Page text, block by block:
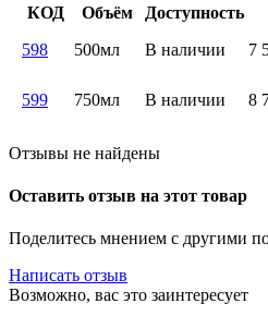
КОД
Объём Доступность
598
500мл В наличии 7
599 750мл В наличии 8
Отзывы не найдены
Оставить отзыв на этот товар
Поделитесь мнением с другими
Написать отзыв
Возможно, вас это заинтересует